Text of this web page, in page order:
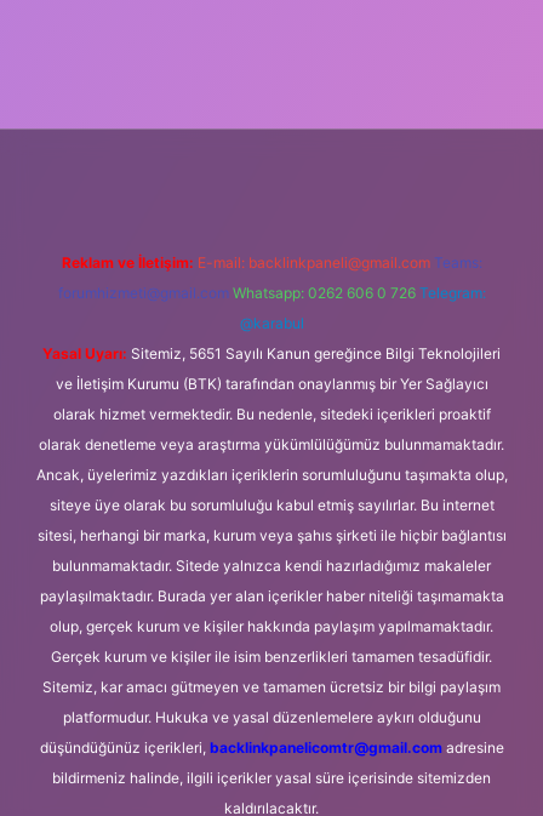
Reklam ve İletişim: E-mail: backlinkpaneli@gmail.com Teams:
forumhizmeti@gmail.com Whatsapp: 0262 606 0 726 Telegram:
@karabul
Yasal Uyarı: Sitemiz, 5651 Sayılı Kanun gereğince Bilgi Teknolojileri
ve İletişim Kurumu (BTK) tarafından onaylanmış bir Yer Sağlayıcı
olarak hizmet vermektedir. Bu nedenle, sitedeki içerikleri proaktif
olarak denetleme veya araştırma yükümlülüğümüz bulunmamaktadır.
Ancak, üyelerimiz yazdıkları içeriklerin sorumluluğunu taşımakta olup,
siteye üye olarak bu sorumluluğu kabul etmiş sayılırlar. Bu internet
sitesi, herhangi bir marka, kurum veya şahıs şirketi ile hiçbir bağlantısı
bulunmamaktadır. Sitede yalnızca kendi hazırladığımız makaleler
paylaşılmaktadır. Burada yer alan içerikler haber niteliği taşımamakta
olup, gerçek kurum ve kişiler hakkında paylaşım yapılmamaktadır.
Gerçek kurum ve kişiler ile isim benzerlikleri tamamen tesadüfidir.
Sitemiz, kar amacı gütmeyen ve tamamen ücretsiz bir bilgi paylaşım
platformudur. Hukuka ve yasal düzenlemelere aykırı olduğunu
düşündüğünüz içerikleri, backlinkpanelicomtr@gmail.comadresine
bildirmeniz halinde, ilgili içerikler yasal süre içerisinde sitemizden
kaldırılacaktır.